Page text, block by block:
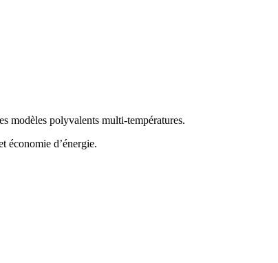
modèles polyvalents multi-températures.
économie d’énergie.